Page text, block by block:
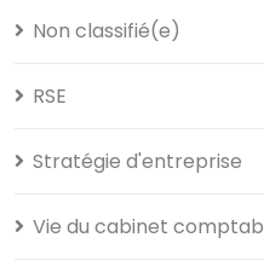
Non classifié(e)
RSE
Stratégie d'entreprise
Vie du cabinet